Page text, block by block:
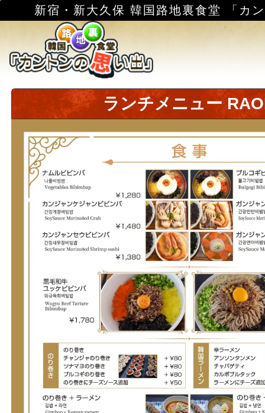
新宿・新大久保 韓国路地裏食堂 「カ
ランチメニュー